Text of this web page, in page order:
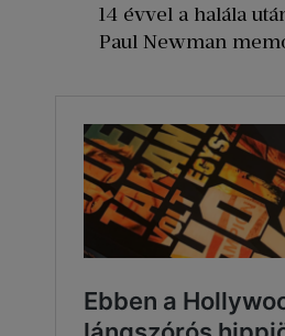
14 évvel a halála
Paul Newman